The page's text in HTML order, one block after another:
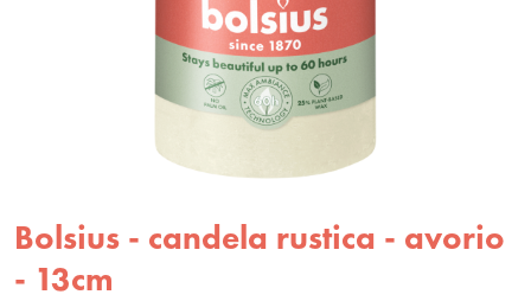
Bolsius - candela rustica - avorio
- 13cm